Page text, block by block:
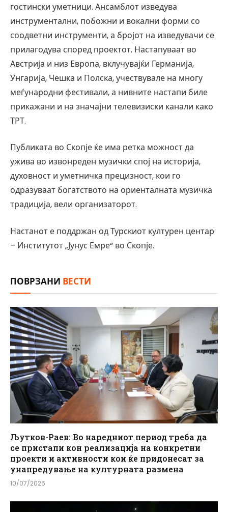
гостински уметници. Ансамблот изведува
инструментални, побожни и вокални форми со
соодветни инструменти, а бројот на изведувачи се
прилагодува според проектот. Настапуваат во
Австрија и низ Европа, вклучувајќи Германија,
Унгарија, Чешка и Полска, учествувале на многу
меѓународни фестивали, а нивните настапи биле
прикажани и на значајни телевизиски канали како
ТРТ.
Публиката во Скопје ќе има ретка можност да
ужива во извонреден музички спој на историја,
духовност и уметничка прецизност, кои го
одразуваат богатството на ориенталната музичка
традиција, вели организаторот.
Настанот е поддржан од Турскиот културен центар
– Институтот „Јунус Емре“ во Скопје.
ПОВРЗАНИ ВЕСТИ
Љутков-Раев: Во наредниот период треба да
се пристапи кон реализација на конкретни
проекти и активности кои ќе придонесат за
унапредување на културната размена
10/07/2026